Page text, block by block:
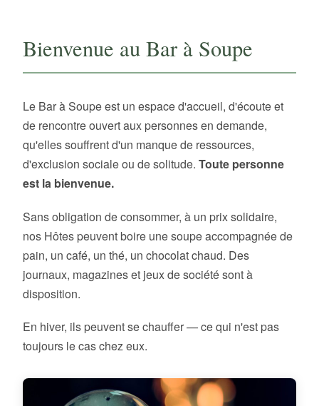
Bienvenue au Bar à Soupe
Le Bar à Soupe est un espace d'accueil, d'écoute et
de rencontre ouvert aux personnes en demande,
qu'elles souffrent d'un manque de ressources,
d'exclusion sociale ou de solitude. Toute personne
est la bienvenue.
Sans obligation de consommer, à un prix solidaire,
nos Hôtes peuvent boire une soupe accompagnée de
pain, un café, un thé, un chocolat chaud. Des
journaux, magazines et jeux de société sont à
disposition.
En hiver, ils peuvent se chauffer — ce qui n'est pas
toujours le cas chez eux.